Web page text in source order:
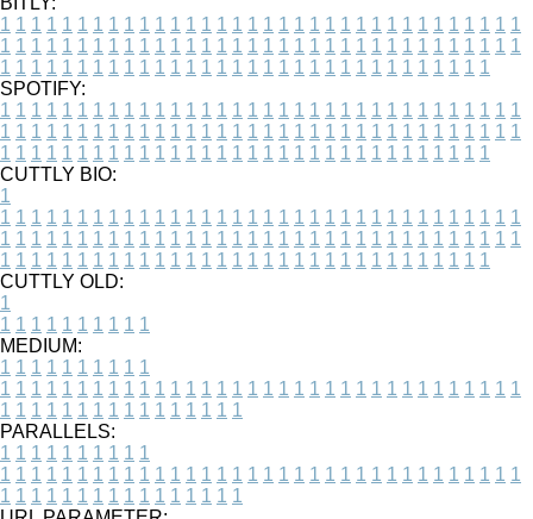
1 1 1 1 1 1 1 1 1 1 1 1 1 1 1 1 1 1 1 1 1 1 1 1 1 1 1 1 1 1 1 1 1 1
1 1 1 1 1 1 1 1 1 1 1 1 1 1 1 1 1 1 1 1 1 1 1 1 1 1 1 1 1 1 1 1 1 1
1 1 1 1 1 1 1 1 1 1 1 1 1 1 1 1 1 1 1 1 1 1 1 1 1 1 1 1 1 1 1 1
SPOTIFY:
1 1 1 1 1 1 1 1 1 1 1 1 1 1 1 1 1 1 1 1 1 1 1 1 1 1 1 1 1 1 1 1 1 1
1 1 1 1 1 1 1 1 1 1 1 1 1 1 1 1 1 1 1 1 1 1 1 1 1 1 1 1 1 1 1 1 1 1
1 1 1 1 1 1 1 1 1 1 1 1 1 1 1 1 1 1 1 1 1 1 1 1 1 1 1 1 1 1 1 1
CUTTLY BIO:
1
1 1 1 1 1 1 1 1 1 1 1 1 1 1 1 1 1 1 1 1 1 1 1 1 1 1 1 1 1 1 1 1 1 1
1 1 1 1 1 1 1 1 1 1 1 1 1 1 1 1 1 1 1 1 1 1 1 1 1 1 1 1 1 1 1 1 1 1
1 1 1 1 1 1 1 1 1 1 1 1 1 1 1 1 1 1 1 1 1 1 1 1 1 1 1 1 1 1 1 1
CUTTLY OLD:
1
1 1 1 1 1 1 1 1 1 1
MEDIUM:
1 1 1 1 1 1 1 1 1 1
1 1 1 1 1 1 1 1 1 1 1 1 1 1 1 1 1 1 1 1 1 1 1 1 1 1 1 1 1 1 1 1 1 1
1 1 1 1 1 1 1 1 1 1 1 1 1 1 1 1
PARALLELS:
1 1 1 1 1 1 1 1 1 1
1 1 1 1 1 1 1 1 1 1 1 1 1 1 1 1 1 1 1 1 1 1 1 1 1 1 1 1 1 1 1 1 1 1
1 1 1 1 1 1 1 1 1 1 1 1 1 1 1 1